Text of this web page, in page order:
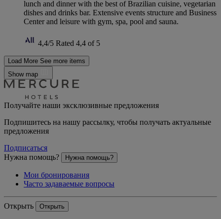
lunch and dinner with the best of Brazilian cuisine, vegetarian
dishes and drinks bar. Extensive events structure and Business
Center and leisure with gym, spa, pool and sauna.
4,4/5 Rated 4,4 of 5
Load More See more items
Show map
Получайте наши эксклюзивные предложения
Подпишитесь на нашу рассылку, чтобы получать актуальные
предложения
Подписаться
Нужна помощь?
Нужна помощь?
Мои бронирования
Часто задаваемые вопросы
Открыть Открыть